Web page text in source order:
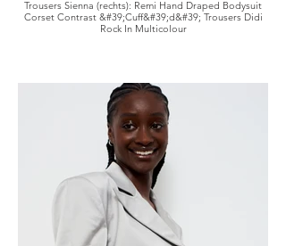
Trousers Sienna (rechts): Remi Hand Draped Bodysuit
Corset Contrast &#39;Cuff&#39;d&#39; Trousers Didi
Rock In Multicolour